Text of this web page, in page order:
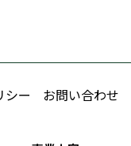
シー お問い合わせ